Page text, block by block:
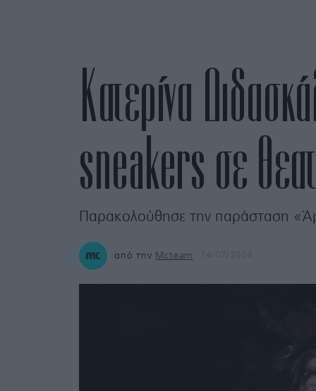
Κατερίνα
sneakers σε
Παρακολούθησε την παράσταση
από την Mcteam